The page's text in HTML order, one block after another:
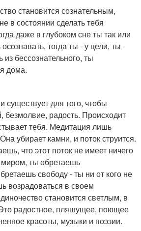
становится сознательным,
в состоянии сделать тебя
даже в глубоком сне ты так или
тогда ты - у цели, ты -
бессознательного, ты
дома.
существует для того, чтобы
безмолвие, радость. Происходит
тебя. Медитация лишь
убирает камни, и поток струится.
что этот поток не имеет ничего
ты обретаешь
свободу - ты ни от кого не
возрадоваться в своем
становится светлым, в
радостное, пляшущее, поющее
красоты, музыки и поэзии.